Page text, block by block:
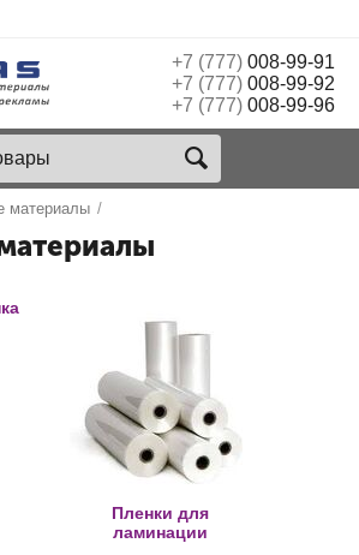
+7 (777)008-99-91
+7 (777)008-99-92
+7 (777)008-99-96
материалы /
Пленки для
ламинации